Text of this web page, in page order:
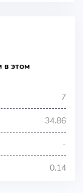
в этом
7
34.86
-
0.14